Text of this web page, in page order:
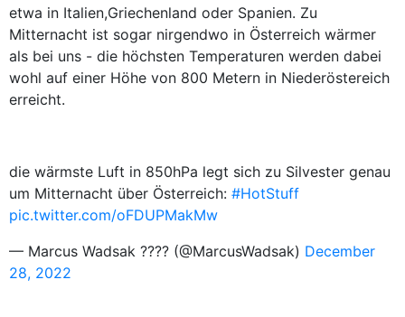
etwa in Italien,Griechenland oder Spanien. Zu
Mitternacht ist sogar nirgendwo in Österreich wärmer
als bei uns - die höchsten Temperaturen werden dabei
wohl auf einer Höhe von 800 Metern in Niederöstereich
erreicht.
die wärmste Luft in 850hPa legt sich zu Silvester genau
um Mitternacht über Österreich: #HotStuff
pic.twitter.com/oFDUPMakMw
— Marcus Wadsak ???? (@MarcusWadsak) December
28, 2022